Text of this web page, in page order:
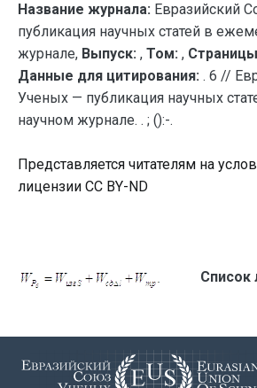
Название журнала: Евразийский
публикация научных статей в
журнале, Выпуск: , Том: ,
Данные для цитирования: . 6 //
Ученых — публикация научных
научном журнале. . ; ():-.
Представляется читателям на
лицензии CC BY-ND
Список